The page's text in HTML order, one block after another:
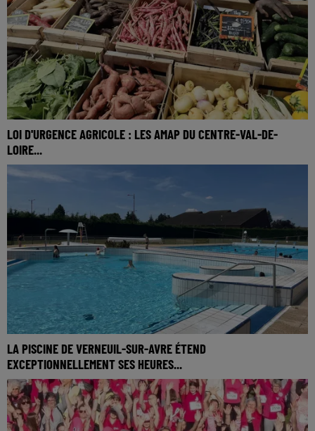
LOI D'URGENCE AGRICOLE : LES AMAP DU CENTRE-VAL-DE-
LOIRE...
LA PISCINE DE VERNEUIL-SUR-AVRE ÉTEND
EXCEPTIONNELLEMENT SES HEURES...